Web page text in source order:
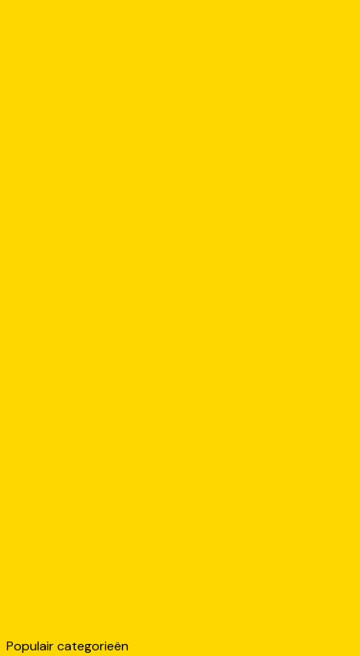
Populair categorieën